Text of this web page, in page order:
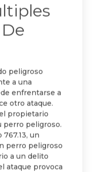
peligroso
a una
enfrentarse a
otro ataque.
propietario
perro peligroso.
un
perro peligroso
a un delito
ataque provoca